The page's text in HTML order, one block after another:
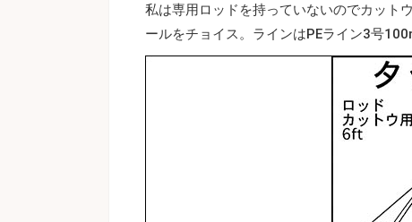
私は専用ロッドを持っていないのでカット
ールをチョイス。ラインはPEライン3号